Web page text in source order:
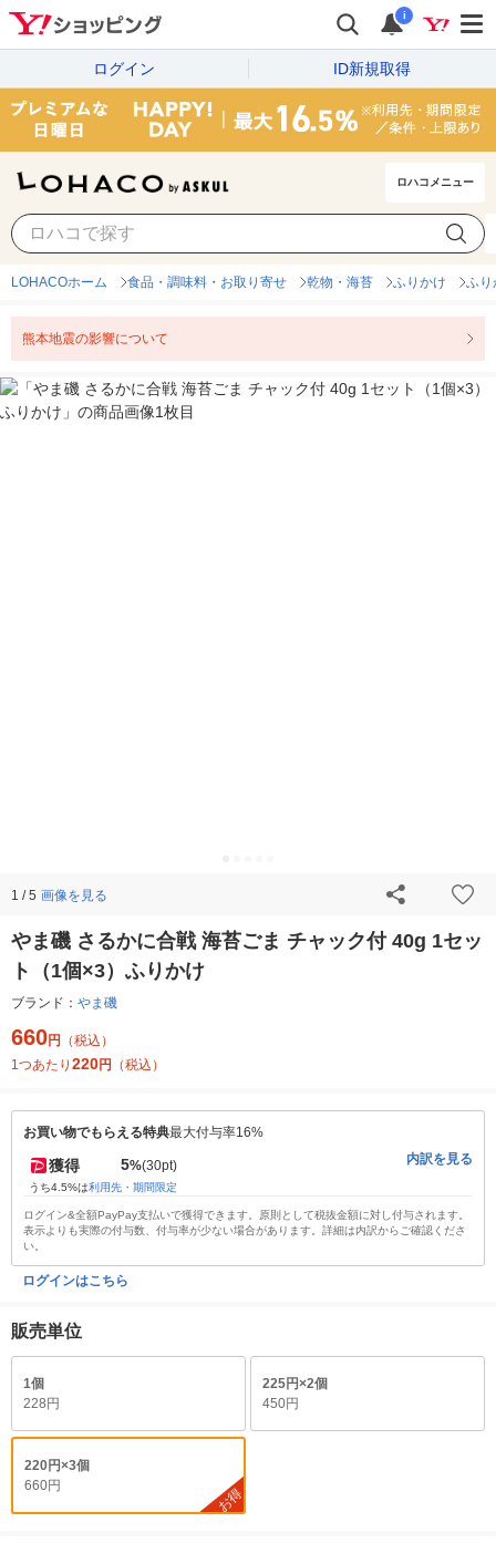
i
ログイン ID新規取得
ロハコメニュー
LOHACOホーム 食品・調味料・お取り寄せ 乾物・海苔 ふりかけ ふり
熊本地震の影響について
1 / 5 画像を見る
やま磯 さるかに合戦 海苔ごま チャック付 40g 1セッ
ト（1個×3）ふりかけ
ブランド： やま磯
660円
（税込）
1つあたり 220円 （税込）
お買い物でもらえる特典最大付与率16%
獲得 5%(30pt)
うち4.5%は利用先・期間限定
内訳を見る
ログイン&全額PayPay支払いで獲得できます。原則として税抜金額に対し付与されます。
表示よりも実際の付与数、付与率が少ない場合があります。詳細は内訳からご確認くださ
い。
ログインはこちら
販売単位
1個
228円
225円×2個
450円
220円×3個
660円
お得